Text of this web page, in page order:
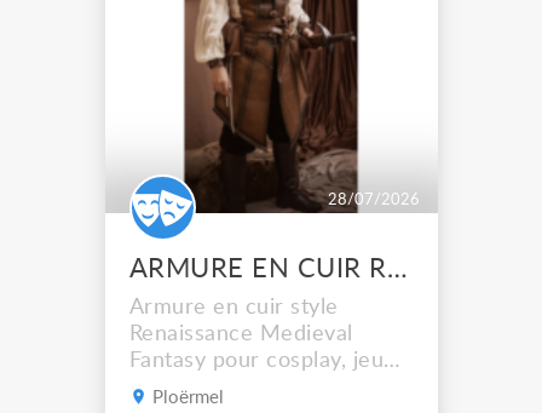
28/07/2026
ARMURE EN CUIR RENAISSANCE MEDIEVAL FANTASY
Armure en cuir style
Renaissance Medieval
Fantasy pour cosplay, jeu
GN, fêtes médiévales
Ploërmel